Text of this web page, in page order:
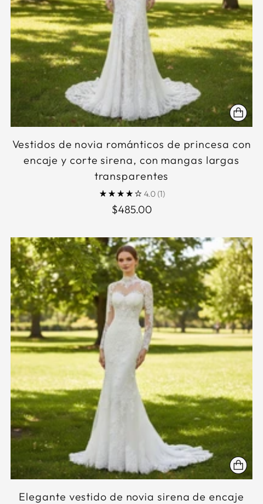
Vestidos de novia románticos de princesa con
encaje y corte sirena, con mangas largas
transparentes
4.0(1)
$485.00
Elegante vestido de novia sirena de encaje